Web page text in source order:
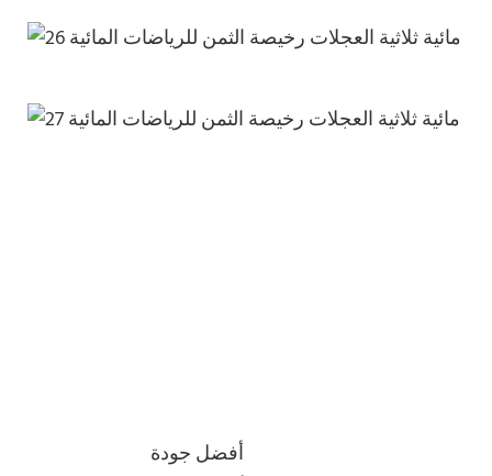
أفضل جودة